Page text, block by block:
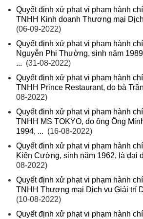
Quyết định xử phạt vi phạm hành
TNHH Kinh doanh Thương mại
(06-09-2022)
Quyết định xử phạt vi phạm hành
Nguyễn Phi Thường, sinh năm
... (31-08-2022)
Quyết định xử phạt vi phạm hành
TNHH Prince Restaurant, do bà
08-2022)
Quyết định xử phạt vi phạm hành
TNHH MS TOKYO, do ông Ông
1994, ... (16-08-2022)
Quyết định xử phạt vi phạm hành
Kiên Cường, sinh năm 1962, là đại
08-2022)
Quyết định xử phạt vi phạm hành
TNHH Thương mại Dịch vụ Giải trí
(10-08-2022)
Quyết định xử phạt vi phạm hành